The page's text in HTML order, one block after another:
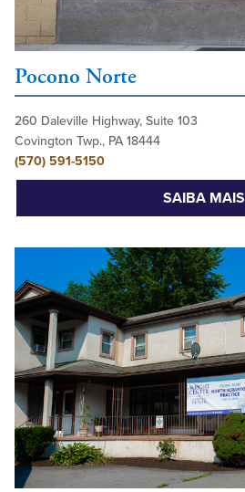
Pocono Norte
260 Daleville Highway, Suite 103
Covington Twp., PA 18444
(570) 591-5150
SAIBA MAIS